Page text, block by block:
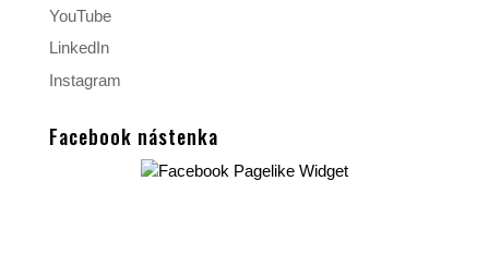
YouTube
LinkedIn
Instagram
Facebook nástenka